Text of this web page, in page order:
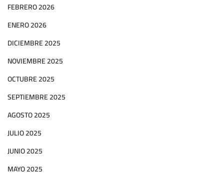
FEBRERO 2026
ENERO 2026
DICIEMBRE 2025
NOVIEMBRE 2025
OCTUBRE 2025
SEPTIEMBRE 2025
AGOSTO 2025
JULIO 2025
JUNIO 2025
MAYO 2025